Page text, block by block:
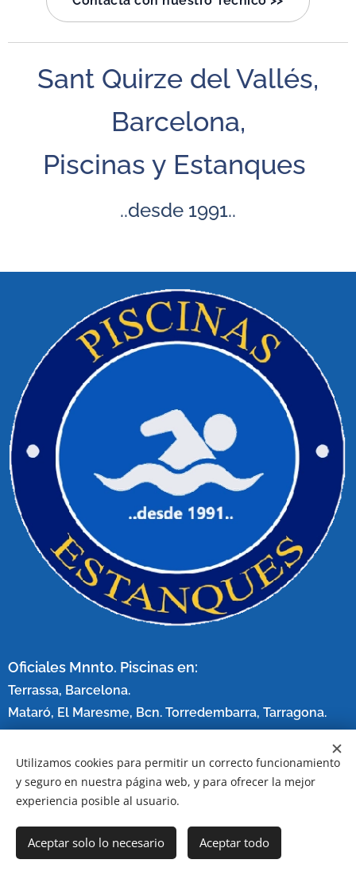
Sant Quirze del Vallés,
Barcelona,
Piscinas y Estanques
..desde 1991..
Oficiales Mnnto. Piscinas en:
Terrassa, Barcelona.
Mataró, El Maresme, Bcn. Torredembarra, Tarragona.
Llámanos ahora: 611 147 203
SERVEI EN TOTA CATALUNYA
Utilizamos cookies para permitir un correcto funcionamiento
y seguro en nuestra página web, y para ofrecer la mejor
experiencia posible al usuario.
Aceptar solo lo necesario Aceptar todo